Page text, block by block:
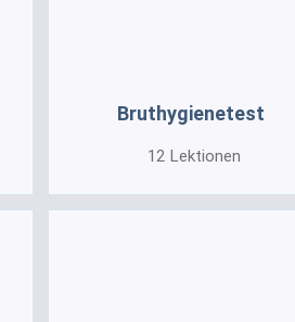
Bruthygienetest
12 Lektionen